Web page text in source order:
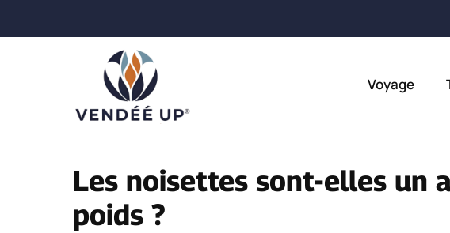
Voyage
Les noisettes sont-elles un
poids ?